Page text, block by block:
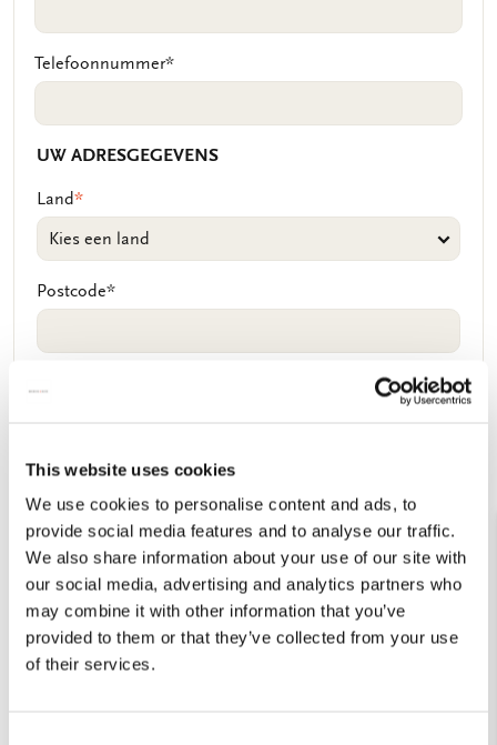
This website uses cookies
We use cookies to personalise content and ads, to
provide social media features and to analyse our traffic.
We also share information about your use of our site with
our social media, advertising and analytics partners who
may combine it with other information that you’ve
provided to them or that they’ve collected from your use
of their services.
Telefoonnummer*
UW ADRESGEGEVENS
Land*
Postcode*
Straat
Plaatsnaam*